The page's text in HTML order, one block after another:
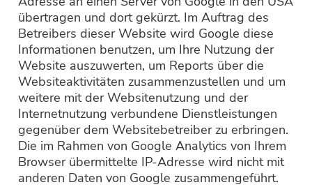
übertragen und dort gekürzt. Im Auftrag des
Betreibers dieser Website wird Google diese
Informationen benutzen, um Ihre Nutzung der
Website auszuwerten, um Reports über die
Websiteaktivitäten zusammenzustellen und um
weitere mit der Websitenutzung und der
Internetnutzung verbundene Dienstleistungen
gegenüber dem Websitebetreiber zu erbringen.
Die im Rahmen von Google Analytics von Ihrem
Browser übermittelte IP-Adresse wird nicht mit
anderen Daten von Google zusammengeführt.